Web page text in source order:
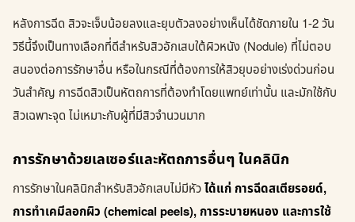
หลังการฉีด สิวจะเจ็บน้อยลงและยุบตัวลงอย่างเห็นได้ชัดภายใน 1-2 วัน
วิธีนี้จึงเป็นทางเลือกที่ดีสำหรับสิวอักเสบใต้ผิวหนัง (Nodule) ที่ไม่ตอบ
สนองต่อการรักษาอื่น หรือในกรณีที่ต้องการให้สิวยุบอย่างเร่งด่วนก่อน
วันสำคัญ การฉีดสิวเป็นหัตถการที่ต้องทำโดยแพทย์เท่านั้น และมักใช้กับ
สิวเฉพาะจุด ไม่เหมาะกับผู้ที่มีสิวจำนวนมาก
การรักษาด้วยเลเซอร์และหัตถการอื่นๆ ในคลินิก
การรักษาในคลินิกสำหรับสิวอักเสบไม่มีหัวได้แก่ การฉีดสเตียรอยด์,
การทำเคมีลอกผิว (chemical peels), การระบายหนอง และการใช้